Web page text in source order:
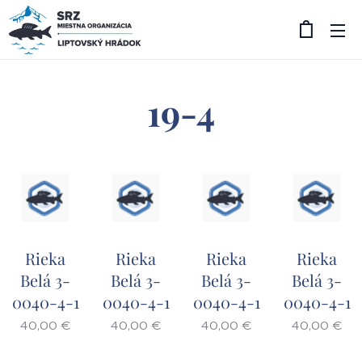
19-4
Rieka
Belá 3-
0040-4-1
40,00 €
Rieka
Belá 3-
0040-4-1
40,00 €
Rieka
Belá 3-
0040-4-1
40,00 €
Rieka
Belá 3-
0040-4-1
40,00 €